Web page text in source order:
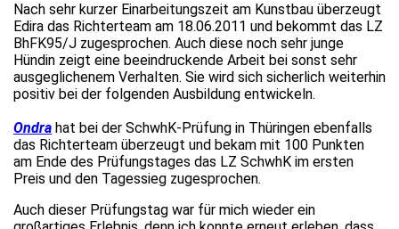
Nach sehr kurzer Einarbeitungszeit am Kunstbau überzeugt
Edira das Richterteam am 18.06.2011 und bekommt das LZ
BhFK95/J zugesprochen. Auch diese noch sehr junge
Hündin zeigt eine beeindruckende Arbeit bei sonst sehr
ausgeglichenem Verhalten. Sie wird sich sicherlich weiterhin
positiv bei der folgenden Ausbildung entwickeln.
Ondra hat bei der SchwhK-Prüfung in Thüringen ebenfalls
das Richterteam überzeugt und bekam mit 100 Punkten
am Ende des Prüfungstages das LZ SchwhK im ersten
Preis und den Tagessieg zugesprochen.
Auch dieser Prüfungstag war für mich wieder ein